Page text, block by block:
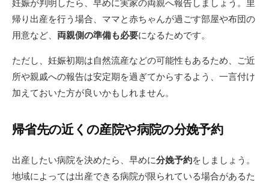
妊娠が判明したら、早めに実家の両親へ報告しましょう。里
帰り出産を行う場合、ママと赤ちゃんが過ごす部屋や布団の
用意など、 両親側の準備も必要になるためです。
ただし、妊娠初期は自然流産などの可能性もあるため、ご近
所や親戚への報告は安定期を過ぎてからするよう、一言付け
加えておいた方が良いかもしれません。
帰省先の近くの産院や病院の分娩予約
出産したい病院を決めたら、早めに分娩予約をしましょう。
地域によっては出産できる病院が限られている場合があるた